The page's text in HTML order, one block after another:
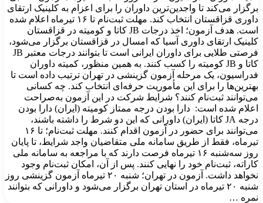
برگزار می‌کند تا واجدین‌ترین داوران را برای اعزام به کلینیک ارتقای
داوری قزاقستان انتخاب کند. مهلت ثبت‌نام تا ۱۶ تیرماه اعلام شده
است. هدف آزمون؛ اخذ درجات JB کاتا و کومیته در قزاقستان
کلینیک ارتقای داوری آسیا که امسال در قزاقستان برگزار می‌شود،
فرصتی طلایی برای داوران ایرانی است تا بتوانند درجات معتبر JB
کاتا و JB کومیته را کسب کنند. به همین منظور، کمیته داوران
فدراسیون، یک مرحله آزمون گزینشی در تهران ترتیب داده است تا
بهترین‌ها را برای این مأموریت حرفه‌ای انتخاب کند. چه کسانی
می‌توانند ثبت‌نام کنند؟ شرایط شرکت در این آزمون به‌صراحت
اعلام شده است: دارا بودن درجه ممتاز کومیته (ایران) دارا بودن
درجه JA کاتا (ایران) داورانی که این دو شرط را داشته باشند،
می‌توانند برای حضور در آزمون اقدام کنند. مهلت ثبت‌نام؛ تا ۱۶
تیرماه، فقط از طریق سامانه ملی متقاضیان واجد شرایط، تا پایان
روز سه‌شنبه ۱۶ تیرماه فرصت دارند که با مراجعه به سامانه ملی
کاراته، ثبت‌نام خود را نهایی کنند. پس از آن، امکان ثبت‌نام وجود
نخواهد داشت. آزمون در تهران؛ شنبه ۲۰ تیرماه آزمون گزینشی روز
شنبه ۲۰ تیرماه در استان تهران برگزار می‌شود و داورانی که بتوانند
نمره …